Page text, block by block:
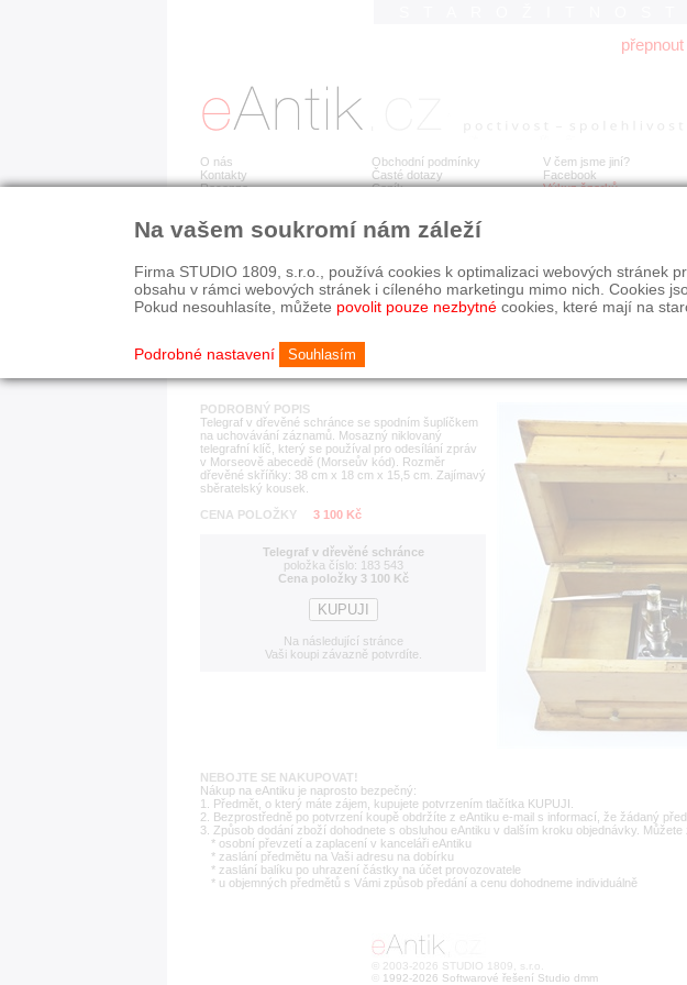
O nás
Kontakty
Recenze
Obchodní podmínky
Časté dotazy
Ceník
V čem jsme jiní?
Facebook
Výkup šperků
Detail položky č. 183 543 Telegraf v dřevěné schránce
PODROBNÝ POPIS
Telegraf v dřevěné schránce se spodním šuplíčkem
na uchovávání záznamů. Mosazný niklovaný
telegrafní klíč, který se používal pro odesílání zpráv
v Morseově abecedě (Morseův kód). Rozměr
dřevěné skříňky: 38 cm x 18 cm x 15,5 cm. Zajímavý
sběratelský kousek.
CENA POLOŽKY
3 100 Kč
Telegraf v dřevěné schránce
položka číslo: 183 543
Cena položky 3 100 Kč
Na následující stránce
Vaši koupi závazně potvrdíte.
NEBOJTE SE NAKUPOVAT!
Nákup na eAntiku je naprosto bezpečný:
1. Předmět, o který máte zájem, kupujete potvrzením tlačítka KUPUJI.
2. Bezprostředně po potvrzení koupě obdržíte z eAntiku e-mail s informací, že žádaný
3. Způsob dodání zboží dohodnete s obsluhou eAntiku v dalším kroku objednávky. Můžete
* osobní převzetí a zaplacení v kanceláři eAntiku
* zaslání předmětu na Vaši adresu na dobírku
* zaslání balíku po uhrazení částky na účet provozovatele
* u objemných předmětů s Vámi způsob předání a cenu dohodneme individuálně
© 2003-2026 STUDIO 1809, s.r.o.
1992-2026 Softwarové řešení Studio dmm
Na vašem soukromí nám záleží
Firma STUDIO 1809, s.r.o., používá cookies k optimalizaci webových stránek
obsahu v rámci webových stránek i cíleného marketingu mimo nich. Cookies
Pokud nesouhlasíte, můžete povolit pouze nezbytné cookies, které mají na
Podrobné nastavení Souhlasím